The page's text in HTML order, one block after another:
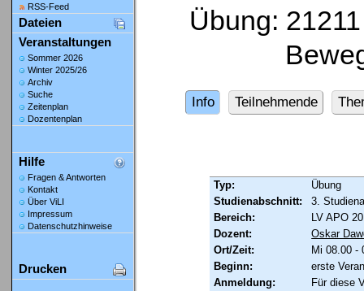
RSS-Feed
Dateien
Veranstaltungen
Sommer 2026
Winter 2025/26
Archiv
Suche
Zeitenplan
Dozentenplan
Hilfe
Fragen & Antworten
Kontakt
Über ViLI
Impressum
Datenschutzhinweise
Drucken
Übung:
Info Teilnehmende
Typ:
Übung
Studienabschnitt:
3.
Bereich:
LV APO
Dozent:
Oskar
Ort/Zeit:
Mi 08.00 -
Beginn:
erste
Anmeldung:
Für diese